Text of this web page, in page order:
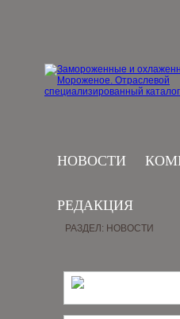
НОВОСТИ
РЕДАКЦИЯ
РАЗДЕЛ: НОВОСТИ